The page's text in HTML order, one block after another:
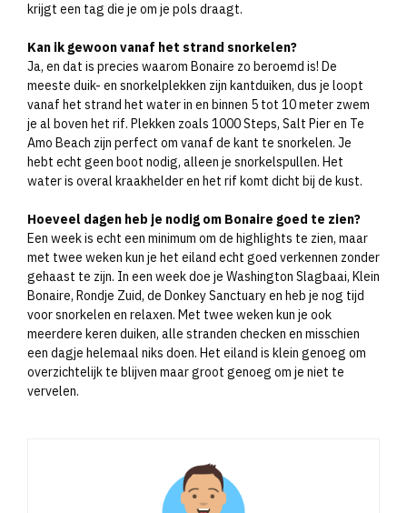
krijgt een tag die je om je pols draagt.
Kan ik gewoon vanaf het strand snorkelen?
Ja, en dat is precies waarom Bonaire zo beroemd is! De
meeste duik- en snorkelplekken zijn kantduiken, dus je loopt
vanaf het strand het water in en binnen 5 tot 10 meter zwem
je al boven het rif. Plekken zoals 1000 Steps, Salt Pier en Te
Amo Beach zijn perfect om vanaf de kant te snorkelen. Je
hebt echt geen boot nodig, alleen je snorkelspullen. Het
water is overal kraakhelder en het rif komt dicht bij de kust.
Hoeveel dagen heb je nodig om Bonaire goed te zien?
Een week is echt een minimum om de highlights te zien, maar
met twee weken kun je het eiland echt goed verkennen zonder
gehaast te zijn. In een week doe je Washington Slagbaai, Klein
Bonaire, Rondje Zuid, de Donkey Sanctuary en heb je nog tijd
voor snorkelen en relaxen. Met twee weken kun je ook
meerdere keren duiken, alle stranden checken en misschien
een dagje helemaal niks doen. Het eiland is klein genoeg om
overzichtelijk te blijven maar groot genoeg om je niet te
vervelen.